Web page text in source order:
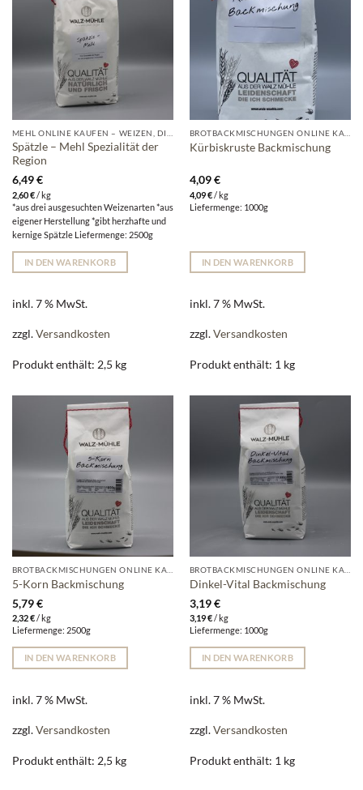
Spätzle – Mehl Spezialität der
Region
6,49€
2,60€/kg
*aus drei ausgesuchten Weizenarten *aus
eigener Herstellung *gibt herzhafte und
kernige Spätzle Liefermenge: 2500g
IN DEN WARENKORB
inkl. 7 % MwSt.
zzgl.Versandkosten
Produkt enthält: 2,5 kg
Kürbiskruste Backmischung
4,09€
4,09€/kg
Liefermenge: 1000g
IN DEN WARENKORB
inkl. 7 % MwSt.
zzgl.Versandkosten
Produkt enthält: 1 kg
BROTBACKMISCHUNGEN ONLINE KAUFEN | WALZ-MÜHLE
5-Korn Backmischung
5,79€
2,32€/ kg
Liefermenge: 2500g
IN DEN WARENKORB
inkl. 7 % MwSt.
zzgl.Versandkosten
Produkt enthält: 2,5 kg
BROTBACKMISCHUNGEN ONLINE KAUFEN | WALZ-MÜHLE
Dinkel-Vital Backmischung
3,19€
3,19€/ kg
Liefermenge: 1000g
IN DEN WARENKORB
inkl. 7 % MwSt.
zzgl.Versandkosten
Produkt enthält: 1 kg